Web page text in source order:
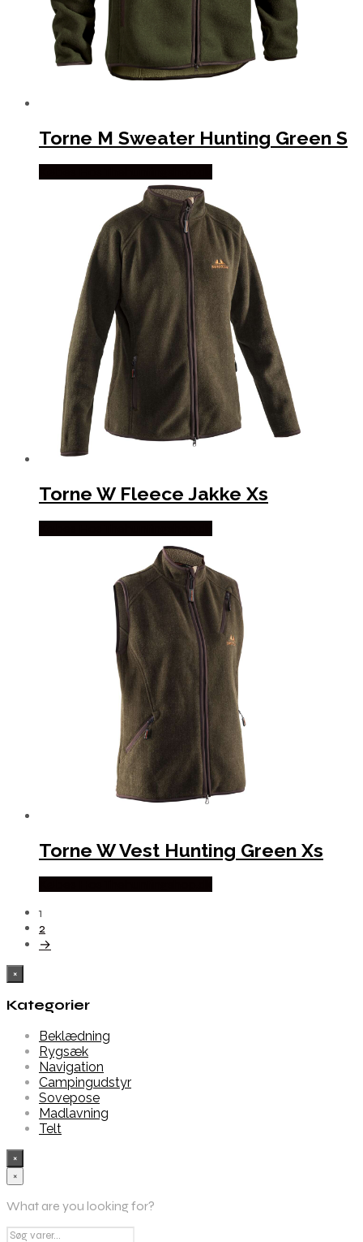
Torne M Sweater Hunting Green S
Torne W Fleece Jakke Xs
Torne W Vest Hunting Green Xs
1
2
→
×
Kategorier
Beklædning
Rygsæk
Navigation
Campingudstyr
Sovepose
Madlavning
Telt
×
×
What are you looking for?